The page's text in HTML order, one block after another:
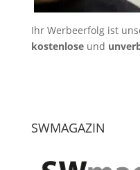
Ihr Werbeerfolg ist
kostenloseund
SWMAGAZIN